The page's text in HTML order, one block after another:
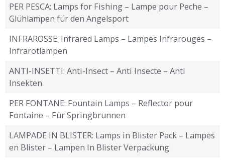
PER PESCA: Lamps for Fishing – Lampe pour Peche –
Glühlampen für den Angelsport
INFRAROSSE: Infrared Lamps – Lampes Infrarouges –
Infrarotlampen
ANTI-INSETTI: Anti-Insect – Anti Insecte – Anti
Insekten
PER FONTANE: Fountain Lamps – Reflector pour
Fontaine – Für Springbrunnen
LAMPADE IN BLISTER: Lamps in Blister Pack – Lampes
en Blister – Lampen In Blister Verpackung